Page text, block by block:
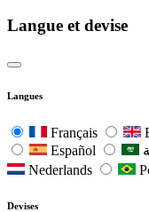
Langue et devise
Langues
Français
Español
Nederlands
Devises